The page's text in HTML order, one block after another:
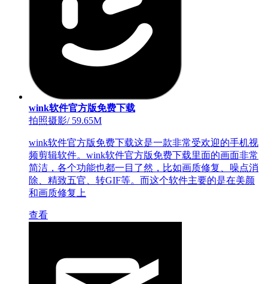
wink软件官方版免费下载
拍照摄影/59.65M
wink软件官方版免费下载这是一款非常受欢迎的手机视
频剪辑软件。wink软件官方版免费下载里面的画面非常
简洁，各个功能也都一目了然，比如画质修复、噪点消
除、精致五官、转GIF等。而这个软件主要的是在美颜
和画质修复上
查看